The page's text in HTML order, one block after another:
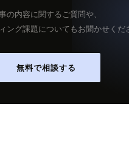
の内容に関するご質問や、
ング課題についてもお聞かせくだ
無料で相談する